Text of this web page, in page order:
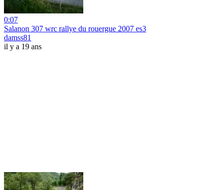
0:07
Salanon 307 wrc rallye du rouergue 2007 es3
damss81
il y a 19 ans